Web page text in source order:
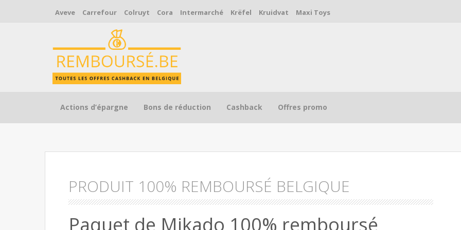
Aveve Carrefour Colruyt Cora Intermarché Krëfel Kruidvat Maxi Toys
Skip to content
Actions d’épargne Bons de réduction Cashback Offres promo
PRODUIT 100% REMBOURSÉ BELGIQUE
Paquet de Mikado 100% remboursé